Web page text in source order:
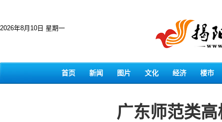
2026年8月10日 星期一
首页 新闻 图片 文化 经济 楼市
广东师范类